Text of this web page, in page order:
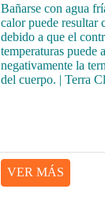
Bañarse con agua
calor puede resultar
debido a que el
temperaturas puede
negativamente la
del cuerpo. | Terra
VER MÁS